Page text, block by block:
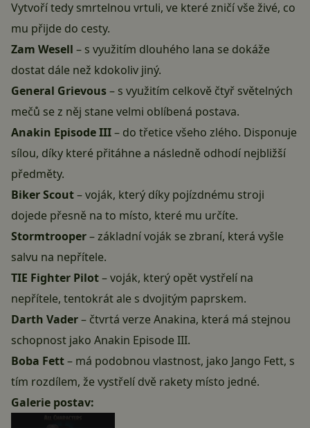
Vytvoří tedy smrtelnou vrtuli, ve které zničí vše živé, co
mu přijde do cesty.
Zam Wesell – s využitím dlouhého lana se dokáže
dostat dále než kdokoliv jiný.
General Grievous– s využitím celkově čtyř světelných
mečů se z něj stane velmi oblíbená postava.
Anakin Episode III– do třetice všeho zlého. Disponuje
sílou, díky které přitáhne a následně odhodí nejbližší
předměty.
Biker Scout– voják, který díky pojízdnému stroji
dojede přesně na to místo, které mu určíte.
Stormtrooper– základní voják se zbraní, která vyšle
salvu na nepřítele.
TIE Fighter Pilot– voják, který opět vystřelí na
nepřítele, tentokrát ale s dvojitým paprskem.
Darth Vader– čtvrtá verze Anakina, která má stejnou
schopnost jako Anakin Episode III.
Boba Fett– má podobnou vlastnost, jako Jango Fett, s
tím rozdílem, že vystřelí dvě rakety místo jedné.
Galerie postav: